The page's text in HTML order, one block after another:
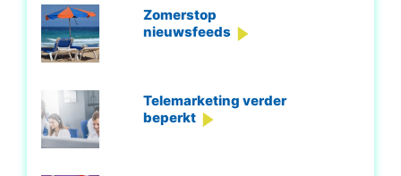
Zomerstop
nieuwsfeeds
Telemarketing verder
beperkt